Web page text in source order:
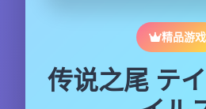
精品游戏
传说之尾 テ